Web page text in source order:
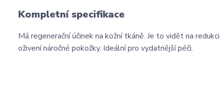
Kompletní specifikace
Má regenerační účinek na kožní tkáně. Je to vidět na
oživení náročné pokožky. Ideální pro vydatnější péči.